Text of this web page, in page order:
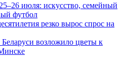
июля: искусство, семейный
футбол
резко вырос спрос на
возложило цветы к